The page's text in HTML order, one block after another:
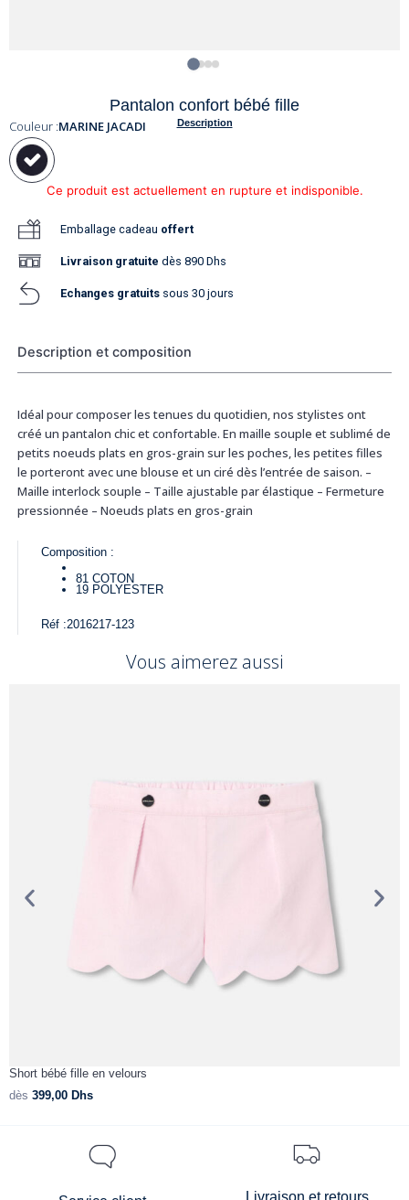
Pantalon confort bébé fille
Description
Couleur :MARINE JACADI
Ce produit est actuellement en rupture et indisponible.
Emballage cadeau offert
Livraison gratuite dès 890 Dhs
Echanges gratuits sous 30 jours
Description et composition
Idéal pour composer les tenues du quotidien, nos stylistes ont
créé un pantalon chic et confortable. En maille souple et sublimé de
petits noeuds plats en gros-grain sur les poches, les petites filles
le porteront avec une blouse et un ciré dès l’entrée de saison. –
Maille interlock souple – Taille ajustable par élastique – Fermeture
pressionnée – Noeuds plats en gros-grain
Composition :
81 COTON
19 POLYESTER
Réf :2016217-123
Vous aimerez aussi
Short bébé fille en velours
dès 399,00 Dhs
Livraison et retours